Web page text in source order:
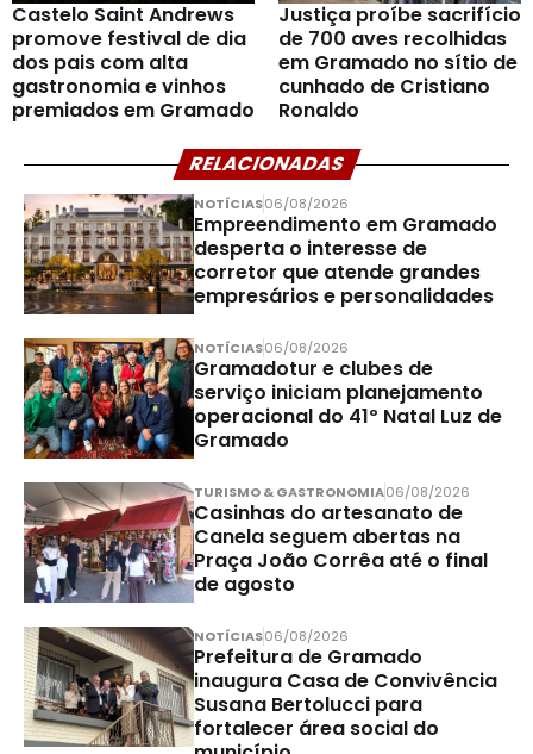
Castelo Saint Andrews
promove festival de dia
dos pais com alta
gastronomia e vinhos
premiados em Gramado
Justiça proíbe sacrifício
de 700 aves recolhidas
em Gramado no sítio de
cunhado de Cristiano
Ronaldo
RELACIONADAS
NOTÍCIAS06/08/2026
Empreendimento em Gramado
desperta o interesse de
corretor que atende grandes
empresários e personalidades
NOTÍCIAS06/08/2026
Gramadotur e clubes de
serviço iniciam planejamento
operacional do 41º Natal Luz de
Gramado
TURISMO & GASTRONOMIA06/08/2026
Casinhas do artesanato de
Canela seguem abertas na
Praça João Corrêa até o final
de agosto
NOTÍCIAS06/08/2026
Prefeitura de Gramado
inaugura Casa de Convivência
Susana Bertolucci para
fortalecer área social do